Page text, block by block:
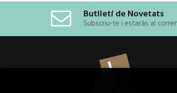
Butlletí de Novetats
Subscriu-te i estaràs al